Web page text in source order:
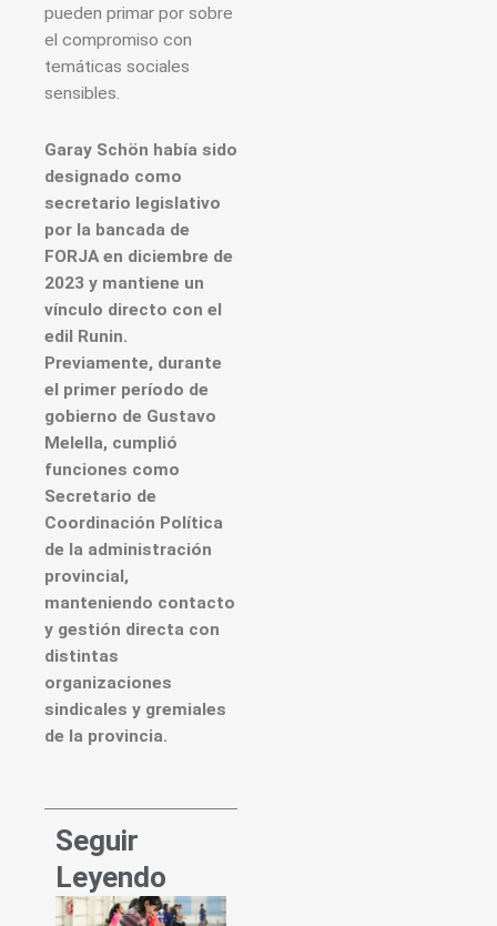
pueden primar por sobre
el compromiso con
temáticas sociales
sensibles.
Garay Schön había sido
designado como
secretario legislativo
por la bancada de
FORJA en diciembre de
2023 y mantiene un
vínculo directo con el
edil Runin.
Previamente, durante
el primer período de
gobierno de Gustavo
Melella, cumplió
funciones como
Secretario de
Coordinación Política
de la administración
provincial,
manteniendo contacto
y gestión directa con
distintas
organizaciones
sindicales y gremiales
de la provincia.
Seguir
Leyendo